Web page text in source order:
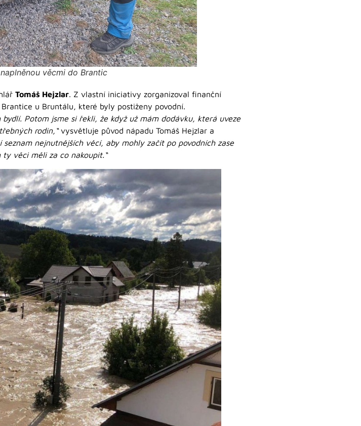
věcmi do Brantic
Tomáš Hejzlar. Z vlastní iniciativy zorganizoval finanční
u Bruntálu, které byly postiženy povodní.
Potom jsme si řekli, že když už mám dodávku, která uveze
rodin,“vysvětluje původ nápadu Tomáš Hejzlar a
nejnutnějších věcí, aby mohly začít po povodních zase
věci měli za co nakoupit.“